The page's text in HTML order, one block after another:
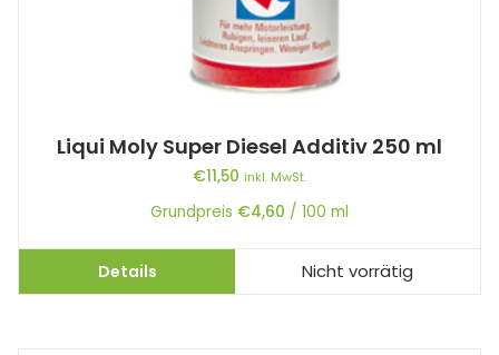
Liqui Moly Super Diesel Additiv 250 ml
€11,50 inkl. MwSt.
Grundpreis €4,60 / 100 ml
Details Nicht vorrätig